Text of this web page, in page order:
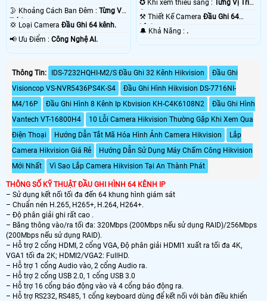
🌛 Khoảng Cách Ban Đêm : Từng Vị
Trí Camera .
💢 Loại Camera Đầu Ghi 64 kênh.
️📢 Ưu Điểm : Công Nghệ AI.
✪ Khi xem thiếu sáng :
Từng Vị Trí
Camera .
⚒ Thiết Kế CameraĐầu Ghi 64
kênh.
️🔔 Khả Năng : .
Thông Tin: IDS-7232HQHI-M2/S Đầu Ghi 32 Kênh Hikvision
Đầu Ghi
Visioncop VS-NVR5436PS4K-S4
Đầu Ghi Hình Hikvision DS-7716NI-
M4/16P
Đầu Ghi Hình 8 Kênh Ip Kbvision KH-C4K6108N2
Đầu Ghi Hình
Vantech VT-16800H4
10 Lỗi Camera Hikvision Thường Gặp Khi Xem Qua
Điện Thoại
Hướng Dẫn Tắt Mã Hóa Hình Ảnh Camera Hikvision
Lắp
Camera Hikvision Giá Rẻ
Hướng Dẫn Sử Dụng Máy Chấm Công Hikvision
Mới Nhất
Vì Sao Lắp Camera Hikvision Tại An Thành Phát
THÔNG SỐ KỸ THUẬT ĐẦU GHI HÌNH 64 KÊNH IP
– Sử dụng kết nối tối đa đến 64 khung hình giám sát
– Chuẩn nén H.265, H265+, H.264, H264+.
– Độ phân giải ghi rất cao .
– Băng thông vào/ra tối đa: 320Mbps (200Mbps nếu sử dụng RAID)/256Mbps
(200Mbps nếu sử dụng RAID).
– Hỗ trợ 2 cổng HDMI, 2 cổng VGA, Độ phân giải HDMI1 xuất ra tối đa 4K,
VGA1 tối đa 2K; HDMI2/VGA2: FullHD.
– Hỗ trợ 1 cổng Audio vào, 2 cổng Audio ra.
– Hỗ trợ 2 cổng USB 2.0, 1 cổng USB 3.0
– Hỗ trợ 16 cổng báo động vào và 4 cổng báo động ra.
– Hỗ trợ RS232, RS485, 1 cổng keyboard dùng để kết nối với bàn điều khiển